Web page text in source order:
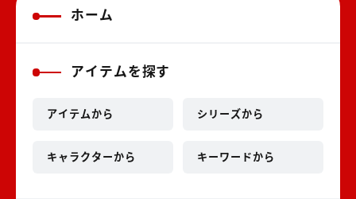
ホーム
アイテムを探す
アイテムから シリーズから
キャラクターから キーワードから